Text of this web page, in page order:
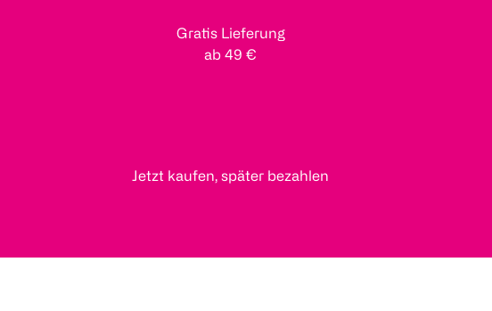
Gratis Lieferung
ab 49 €
Jetzt kaufen, später bezahlen